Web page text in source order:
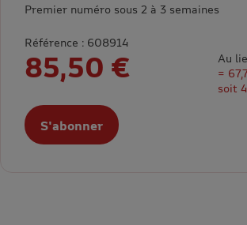
Premier numéro sous 2 à 3 semaines
Référence : 608914
85,50 €
Au
=
soit
S'abonner